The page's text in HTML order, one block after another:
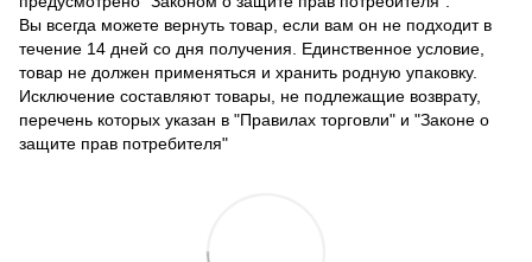
Вы всегда можете вернуть товар, если вам он не подходит в
течение 14 дней со дня получения. Единственное условие,
товар не должен применяться и хранить родную упаковку.
Исключение составляют товары, не подлежащие возврату,
перечень которых указан в "Правилах торговли" и "Законе о
защите прав потребителя"